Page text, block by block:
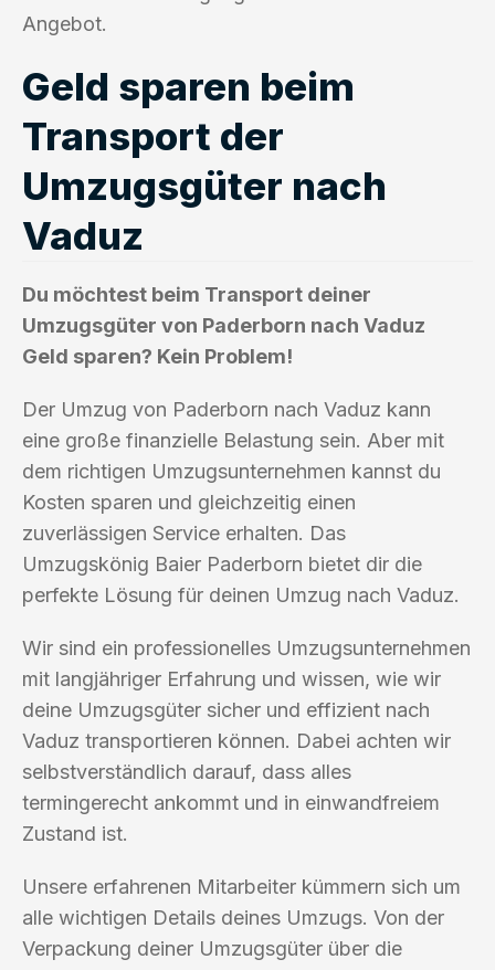
Angebot.
Geld sparen beim
Transport der
Umzugsgüter nach
Vaduz
Du möchtest beim Transport deiner
Umzugsgüter von Paderborn nach Vaduz
Geld sparen? Kein Problem!
Der Umzug von Paderborn nach Vaduz kann
eine große finanzielle Belastung sein. Aber mit
dem richtigen Umzugsunternehmen kannst du
Kosten sparen und gleichzeitig einen
zuverlässigen Service erhalten. Das
Umzugskönig Baier Paderborn bietet dir die
perfekte Lösung für deinen Umzug nach Vaduz.
Wir sind ein professionelles Umzugsunternehmen
mit langjähriger Erfahrung und wissen, wie wir
deine Umzugsgüter sicher und effizient nach
Vaduz transportieren können. Dabei achten wir
selbstverständlich darauf, dass alles
termingerecht ankommt und in einwandfreiem
Zustand ist.
Unsere erfahrenen Mitarbeiter kümmern sich um
alle wichtigen Details deines Umzugs. Von der
Verpackung deiner Umzugsgüter über die